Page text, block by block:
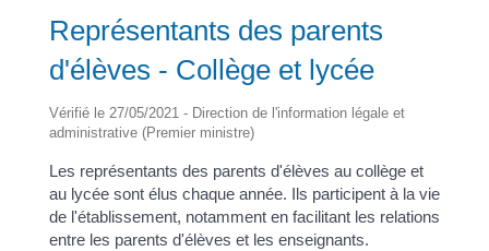
Représentants des parents
d'élèves - Collège et lycée
Vérifié le 27/05/2021 - Direction de l'information légale et
administrative (Premier ministre)
Les représentants des parents d'élèves au collège et
au lycée sont élus chaque année. Ils participent à la vie
de l'établissement, notamment en facilitant les relations
entre les parents d'élèves et les enseignants.